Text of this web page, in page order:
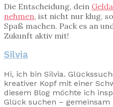
Die Entscheidung, dein
nehmen, ist nicht nur klug,
Spaß machen. Pack es an
Zukunft aktiv mit!
Silvia
Hi, ich bin Silvia.
kreativer Kopf mit einer
diesem Blog möchte ich
Glück suchen –